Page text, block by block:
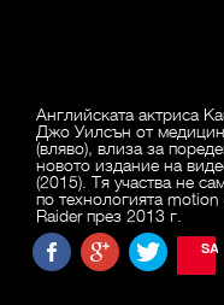
Английската актриса
Джо Уилсън от
(вляво), влиза за
новото издание на
(2015). Тя участва не
по технологията
Raider през 2013 г.